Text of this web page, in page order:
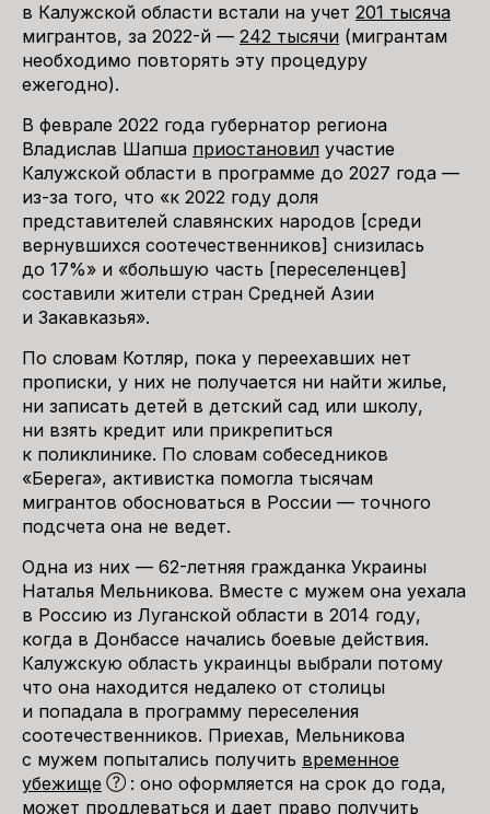
в Калужской области встали на учет 201 тысяча
мигрантов, за 2022-й — 242 тысячи (мигрантам
необходимо повторять эту процедуру
ежегодно).
В феврале 2022 года губернатор региона
Владислав Шапша приостановил участие
Калужской области в программе до 2027 года —
из-за того, что «к 2022 году доля
представителей славянских народов [среди
вернувшихся соотечественников] снизилась
до 17%» и «большую часть [переселенцев]
составили жители стран Средней Азии
и Закавказья».
По словам Котляр, пока у переехавших нет
прописки, у них не получается ни найти жилье,
ни записать детей в детский сад или школу,
ни взять кредит или прикрепиться
к поликлинике. По словам собеседников
«Берега», активистка помогла тысячам
мигрантов обосноваться в России — точного
подсчета она не ведет.
Одна из них — 62-летняя гражданка Украины
Наталья Мельникова. Вместе с мужем она уехала
в Россию из Луганской области в 2014 году,
когда в Донбассе начались боевые действия.
Калужскую область украинцы выбрали потому
что она находится недалеко от столицы
и попадала в программу переселения
соотечественников. Приехав, Мельникова
с мужем попытались получить временное
убежище
: оно оформляется на срок до года,
может продлеваться и дает право получить